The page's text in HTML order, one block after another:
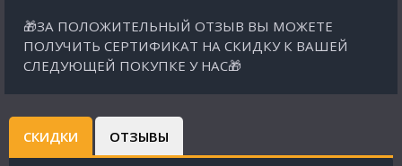
🎁ЗА ПОЛОЖИТЕЛЬНЫЙ ОТЗЫВ ВЫ МОЖЕТЕ
ПОЛУЧИТЬ СЕРТИФИКАТ НА СКИДКУ К ВАШЕЙ
СЛЕДУЮЩЕЙ ПОКУПКЕ У НАС🎁
СКИДКИ ОТЗЫВЫ